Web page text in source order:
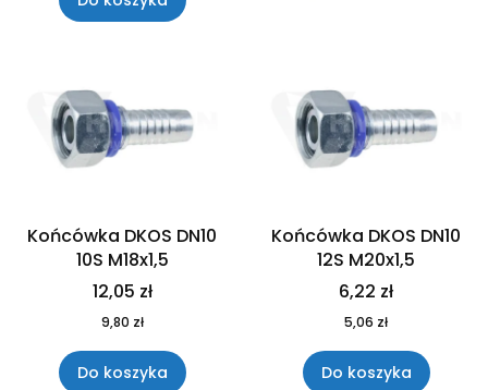
Końcówka DKOS DN10
10S M18x1,5
12,05 zł
9,80 zł
Do koszyka
Końcówka DKOS DN10
12S M20x1,5
6,22 zł
5,06 zł
Do koszyka